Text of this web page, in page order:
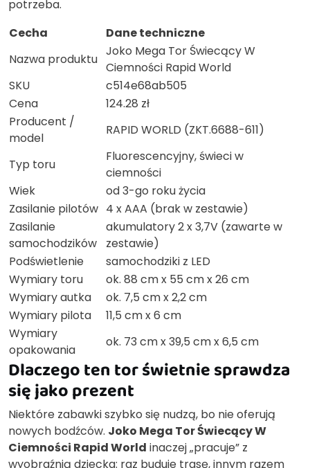
potrzeba.
Cecha
Dane techniczne
Nazwa produktu
Joko Mega Tor Świecący W
Ciemności Rapid World
SKU
c514e68ab505
Cena
124.28 zł
Producent /
model
RAPID WORLD (ZKT.6688-611)
Typ toru
Fluorescencyjny, świeci w
ciemności
Wiek
od 3-go roku życia
Zasilanie pilotów 4 x AAA (brak w zestawie)
Zasilanie
samochodzików
akumulatory 2 x 3,7V (zawarte w
zestawie)
Podświetlenie
samochodziki z LED
Wymiary toru
ok. 88 cm x 55 cm x 26 cm
Wymiary autka
ok. 7,5 cm x 2,2 cm
Wymiary pilota
11,5 cm x 6 cm
Wymiary
opakowania
ok. 73 cm x 39,5 cm x 6,5 cm
Dlaczego ten tor świetnie sprawdza
się jako prezent
Niektóre zabawki szybko się nudzą, bo nie oferują
nowych bodźców. Joko Mega Tor Świecący W
Ciemności Rapid World inaczej „pracuje” z
wyobraźnią dziecka: raz buduje trasę, innym razem